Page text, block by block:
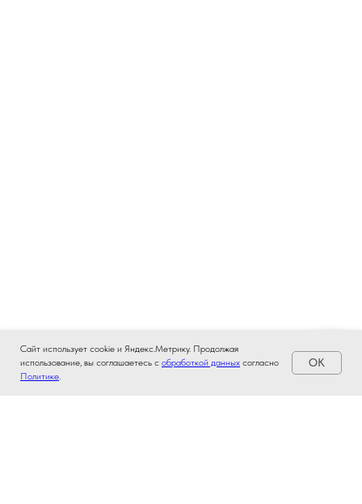
Сайт использует cookie и Яндекс.Метрику. Продолжая
использование, вы соглашаетесь с обработкой данных согласно
Политике.
OK